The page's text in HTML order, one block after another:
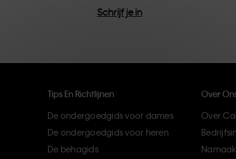
Schrijf je in
Tips En Richtlijnen
De ondergoedgids voor dames
De ondergoedgids voor heren
De behagids
Over
Over